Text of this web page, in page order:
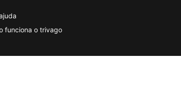
funciona o trivago